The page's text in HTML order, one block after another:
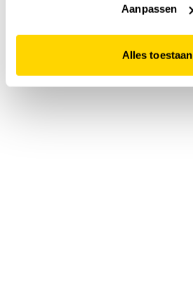
website niet optimaal functioneert.
Aanpassen
Alles toestaan